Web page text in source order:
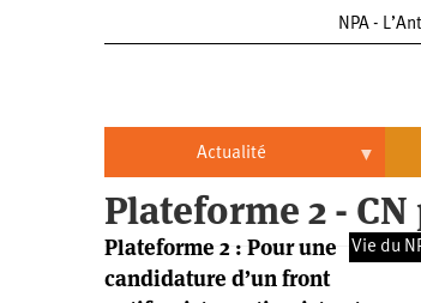
NPA -
Actualité
Actualité
Politique
Plateforme 2 -
Vie du
Plateforme 2 : Pour une
candidature d’un front